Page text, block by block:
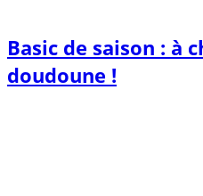
Basic de saison : à
doudoune !